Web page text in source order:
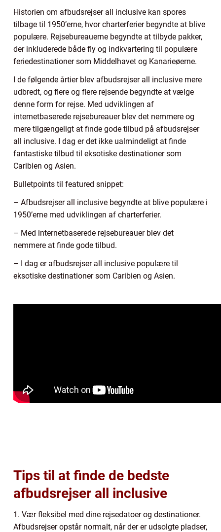
Historien om afbudsrejser all inclusive kan spores
tilbage til 1950’erne, hvor charterferier begyndte at blive
populære. Rejsebureauerne begyndte at tilbyde pakker,
der inkluderede både fly og indkvartering til populære
feriedestinationer som Middelhavet og Kanarieøerne.
I de følgende årtier blev afbudsrejser all inclusive mere
udbredt, og flere og flere rejsende begyndte at vælge
denne form for rejse. Med udviklingen af
internetbaserede rejsebureauer blev det nemmere og
mere tilgængeligt at finde gode tilbud på afbudsrejser
all inclusive. I dag er det ikke ualmindeligt at finde
fantastiske tilbud til eksotiske destinationer som
Caribien og Asien.
Bulletpoints til featured snippet:
– Afbudsrejser all inclusive begyndte at blive populære i
1950’erne med udviklingen af charterferier.
– Med internetbaserede rejsebureauer blev det
nemmere at finde gode tilbud.
– I dag er afbudsrejser all inclusive populære til
eksotiske destinationer som Caribien og Asien.
Tips til at finde de bedste
afbudsrejser all inclusive
1. Vær fleksibel med dine rejsedatoer og destinationer.
Afbudsrejser opstår normalt, når der er udsolgte pladser,